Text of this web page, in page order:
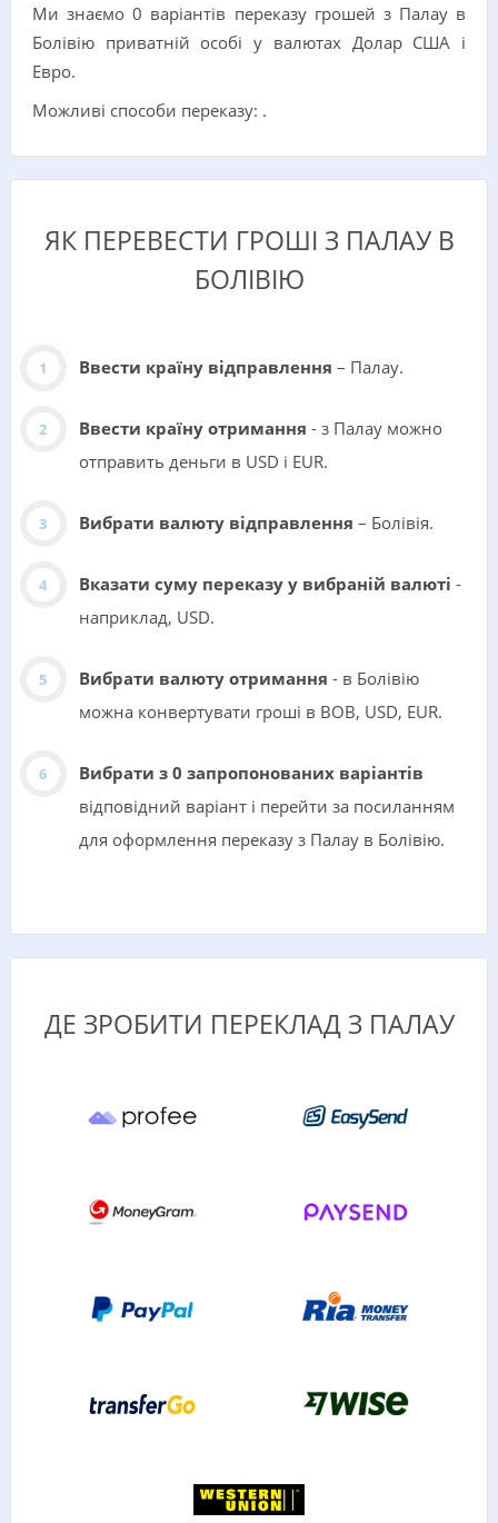
Ми знаємо 0 варіантів переказу грошей з Палау в
Болівію приватній особі у валютах Долар США i
Евро.
Можливі способи переказу: .
ЯК ПЕРЕВЕСТИ ГРОШІ З ПАЛАУ В
БОЛІВІЮ
Ввести країну відправлення – Палау.
Ввести країну отримання - з Палау можно
отправить деньги в USD i EUR.
Вибрати валюту відправлення – Болівія.
Вказати суму переказу у вибраній валюті -
наприклад, USD.
Вибрати валюту отримання - в Болівію
можна конвертувати гроші в BOB, USD, EUR.
Вибрати з 0 запропонованих варіантів
відповідний варіант і перейти за посиланням
для оформлення переказу з Палау в Болівію.
ДЕ ЗРОБИТИ ПЕРЕКЛАД З ПАЛАУ